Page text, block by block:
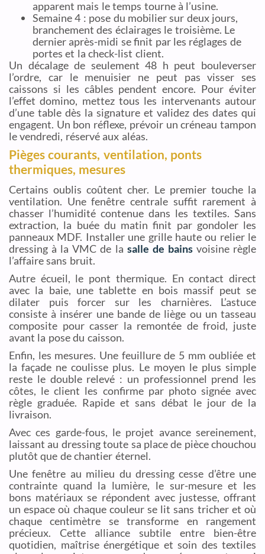
apparent mais le temps tourne à l’usine.
Semaine 4 : pose du mobilier sur deux jours,
branchement des éclairages le troisième. Le
dernier après-midi se finit par les réglages de
portes et la check-list client.
Un décalage de seulement 48 h peut bouleverser
l’ordre, car le menuisier ne peut pas visser ses
caissons si les câbles pendent encore. Pour éviter
l’effet domino, mettez tous les intervenants autour
d’une table dès la signature et validez des dates qui
engagent. Un bon réflexe, prévoir un créneau tampon
le vendredi, réservé aux aléas.
Pièges courants, ventilation, ponts
thermiques, mesures
Certains oublis coûtent cher. Le premier touche la
ventilation. Une fenêtre centrale suffit rarement à
chasser l’humidité contenue dans les textiles. Sans
extraction, la buée du matin finit par gondoler les
panneaux MDF. Installer une grille haute ou relier le
dressing à la VMC de la salle de bainsvoisine règle
l’affaire sans bruit.
Autre écueil, le pont thermique. En contact direct
avec la baie, une tablette en bois massif peut se
dilater puis forcer sur les charnières. L’astuce
consiste à insérer une bande de liège ou un tasseau
composite pour casser la remontée de froid, juste
avant la pose du caisson.
Enfin, les mesures. Une feuillure de 5 mm oubliée et
la façade ne coulisse plus. Le moyen le plus simple
reste le double relevé : un professionnel prend les
côtes, le client les confirme par photo signée avec
règle graduée. Rapide et sans débat le jour de la
livraison.
Avec ces garde-fous, le projet avance sereinement,
laissant au dressing toute sa place de pièce chouchou
plutôt que de chantier éternel.
Une fenêtre au milieu du dressing cesse d’être une
contrainte quand la lumière, le sur-mesure et les
bons matériaux se répondent avec justesse, offrant
un espace où chaque couleur se lit sans tricher et où
chaque centimètre se transforme en rangement
précieux. Cette alliance subtile entre bien-être
quotidien, maîtrise énergétique et soin des textiles